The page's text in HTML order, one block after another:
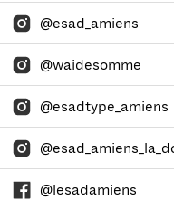
@esad_amiens
@waidesomme
@esadtype_amiens
@lesadamiens